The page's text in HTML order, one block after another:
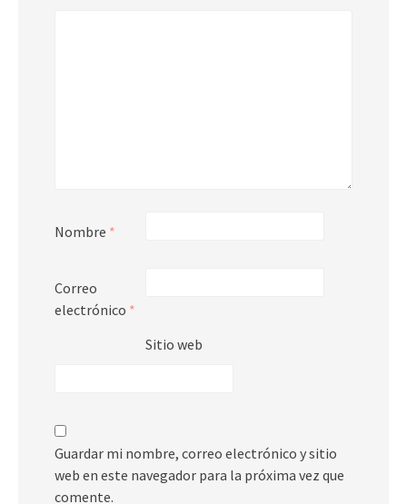
Nombre *
Correo
electrónico *
Sitio web
Guardar mi nombre, correo electrónico y sitio
web en este navegador para la próxima vez que
comente.